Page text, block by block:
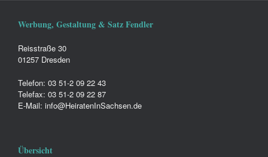
Werbung, Gestaltung & Satz Fendler
Reisstraße 30
01257 Dresden
Telefon: 03 51-2 09 22 43
Telefax: 03 51-2 09 22 87
E-Mail: info@HeiratenInSachsen.de
Übersicht